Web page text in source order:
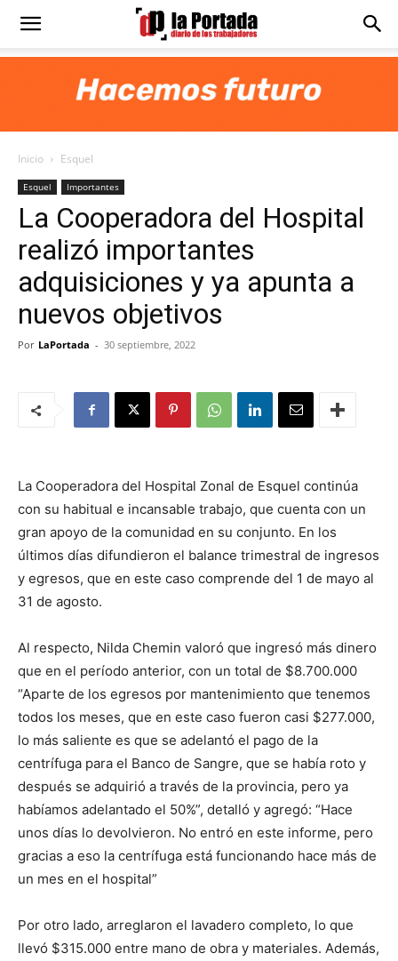
Diario
Portada
Inicio Esquel
Esquel Importantes
La Cooperadora del Hospital
realizó importantes
adquisiciones y ya apunta a
nuevos objetivos
Por LaPortada - 30 septiembre, 2022
La Cooperadora del Hospital Zonal de Esquel continúa
con su habitual e incansable trabajo, que cuenta con un
gran apoyo de la comunidad en su conjunto. En los
últimos días difundieron el balance trimestral de ingresos
y egresos, que en este caso comprende del 1 de mayo al
31 de agosto.
Al respecto, Nilda Chemin valoró que ingresó más dinero
que en el período anterior, con un total de $8.700.000
“Aparte de los egresos por mantenimiento que tenemos
todos los meses, que en este caso fueron casi $277.000,
lo más saliente es que se adelantó el pago de la
centrífuga para el Banco de Sangre, que se había roto y
después se adquirió a través de la provincia, pero ya
habíamos adelantado el 50%”, detalló y agregó: “Hace
unos días lo devolvieron. No entró en este informe, pero
gracias a eso la centrífuga está funcionando hace más de
un mes en el hospital”
Por otro lado, arreglaron el lavadero completo, lo que
llevó $315.000 entre mano de obra y materiales. Además,